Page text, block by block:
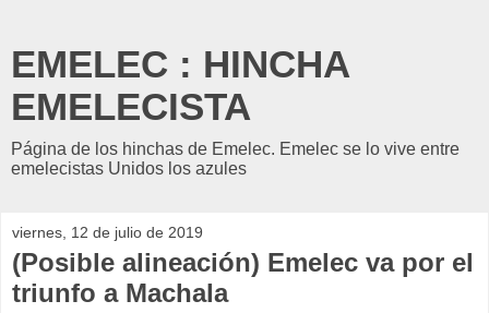
EMELEC : HINCHA
EMELECISTA
Página de los hinchas de Emelec. Emelec se lo vive entre
emelecistas Unidos los azules
viernes, 12 de julio de 2019
(Posible alineación) Emelec va por el
triunfo a Machala